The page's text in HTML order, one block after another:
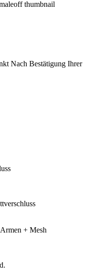
Nach Bestätigung Ihrer
+ Mesh